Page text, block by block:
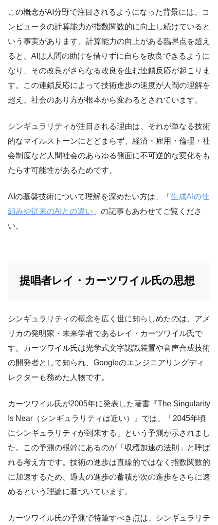
この概念がAI分野で注目されるようになった背景には、コ
ンピュータの計算能力が指数関数的に向上し続けていると
いう事実があります。計算能力の向上がある臨界点を超え
ると、AIは人間の助けを借りずに自らを改良できるように
なり、その改良がさらなる改良を生む連鎖反応が起こりま
す。この連鎖反応によって技術進歩の速度が人間の理解を
超え、社会のあり方が根本から変わるとされています。
シンギュラリティが注目される理由は、それが単なる技術
的なマイルストーンにとどまらず、経済・雇用・倫理・社
会制度など人間社会のあらゆる側面に不可逆的な変化をも
たらす可能性があるためです。
AIの基盤技術について理解を深めたい方は、「 生成AIの仕
組みや従来のAIとの違い 」の記事もあわせてご覧くださ
い。
提唱者レイ・カーツワイル氏の思想
シンギュラリティの概念を広く世に知らしめたのは、アメ
リカの発明家・未来学者であるレイ・カーツワイル氏で
す。カーツワイル氏は光学式文字認識装置や音声合成技術
の開発者として知られ、Googleのエンジニアリングディ
レクターも務めた人物です。
カーツワイル氏が2005年に発表した著書『The Singularity
Is Near（シンギュラリティは近い）』では、「2045年頃
にシンギュラリティが到来する」という予測が示されまし
た。この予測の根幹にあるのが「収穫加速の法則」と呼ば
れる考え方です。技術の進歩は直線的ではなく指数関数的
に加速するため、過去の進歩の蓄積が次の進歩をさらに速
めるという理論に基づいています。
カーツワイル氏の予測で特筆すべき点は、シンギュラリテ